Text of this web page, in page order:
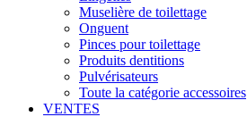
Muselière de toilettage
Onguent
Pinces pour toilettage
Produits dentitions
Pulvérisateurs
Toute la catégorie accessoires
VENTES